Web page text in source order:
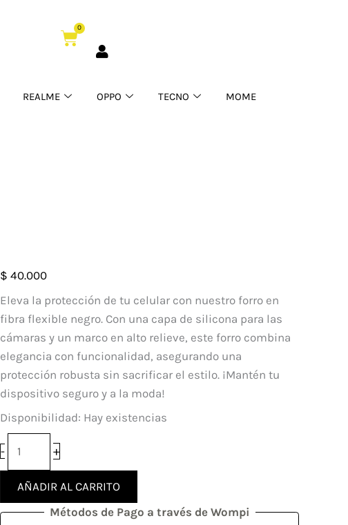
0
Cart
REALME OPPO TECNO MOME
$ 40.000
Eleva la protección de tu celular con nuestro forro en
fibra flexible negro. Con una capa de silicona para las
cámaras y un marco en alto relieve, este forro combina
elegancia con funcionalidad, asegurando una
protección robusta sin sacrificar el estilo. ¡Mantén tu
dispositivo seguro y a la moda!
Disponibilidad: Hay existencias
-
Case
Fibra
Xiaomi
Redmi
Note
Pro
+
AÑADIR AL CARRITO
Métodos de Pago a través de Wompi